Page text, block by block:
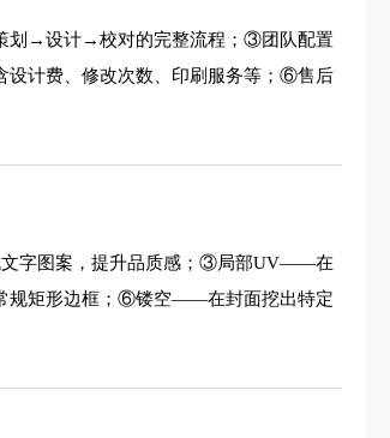
划→设计→校对的完整流程；③团队配置
计费、修改次数、印刷服务等；⑥售后
字图案，提升品质感；③局部UV——在
规矩形边框；⑥镂空——在封面挖出特定